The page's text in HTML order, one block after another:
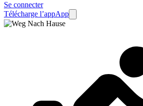
Se connecter
Télécharge l’appApp